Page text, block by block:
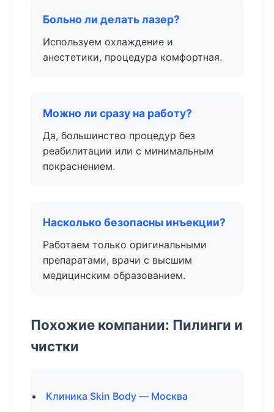
Больно ли делать лазер?
Используем охлаждение и
анестетики, процедура комфортная.
Можно ли сразу на работу?
Да, большинство процедур без
реабилитации или с минимальным
покраснением.
Насколько безопасны инъекции?
Работаем только оригинальными
препаратами, врачи с высшим
медицинским образованием.
Похожие компании: Пилинги и
чистки
Клиника Skin Body — Москва